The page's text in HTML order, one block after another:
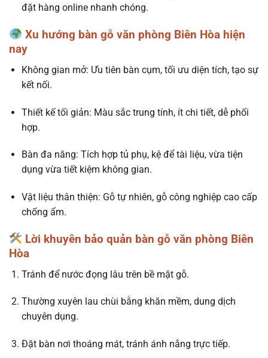
đặt hàng online nhanh chóng.
Xu hướng bàn gỗ văn phòng Biên Hòa hiện
nay
Không gian mở: Ưu tiên bàn cụm, tối ưu diện tích, tạo sự
kết nối.
Thiết kế tối giản: Màu sắc trung tính, ít chi tiết, dễ phối
hợp.
Bàn đa năng: Tích hợp tủ phụ, kệ để tài liệu, vừa tiện
dụng vừa tiết kiệm không gian.
Vật liệu thân thiện: Gỗ tự nhiên, gỗ công nghiệp cao cấp
chống ẩm.
Lời khuyên bảo quản bàn gỗ văn phòng Biên
Hòa
Tránh để nước đọng lâu trên bề mặt gỗ.
Thường xuyên lau chùi bằng khăn mềm, dung dịch
chuyên dụng.
Đặt bàn nơi thoáng mát, tránh ánh nắng trực tiếp.